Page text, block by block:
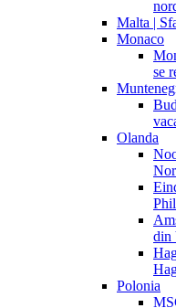
Malta |
Monaco
se
Olanda
din
Polonia